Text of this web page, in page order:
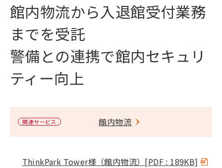
館内物流から入退館受付業務
までを受託
警備との連携で館内セキュリ
ティー向上
関連サービス 館内物流
ThinkPark Tower様（館内物流） [PDF : 189KB]